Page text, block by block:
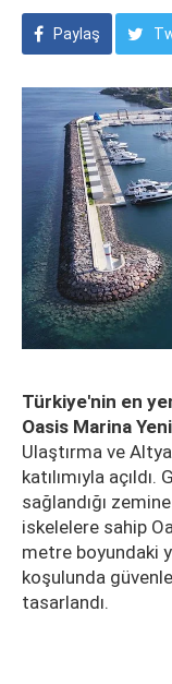
Paylaş
Türkiye'nin en
Oasis Marina
Ulaştırma ve
katılımıyla
sağlandığı
iskelelere sahip
metre boyundaki
koşulunda
tasarlandı.